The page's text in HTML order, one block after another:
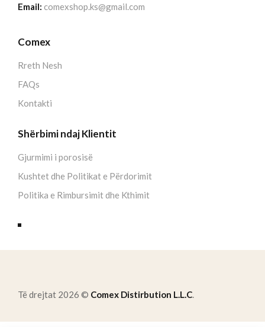
Email: comexshop.ks@gmail.com
Comex
Rreth Nesh
FAQs
Kontakti
Shërbimi ndaj Klientit
Gjurmimi i porosisë
Kushtet dhe Politikat e Përdorimit
Politika e Rimbursimit dhe Kthimit
Të drejtat 2026 © Comex Distirbution L.L.C.